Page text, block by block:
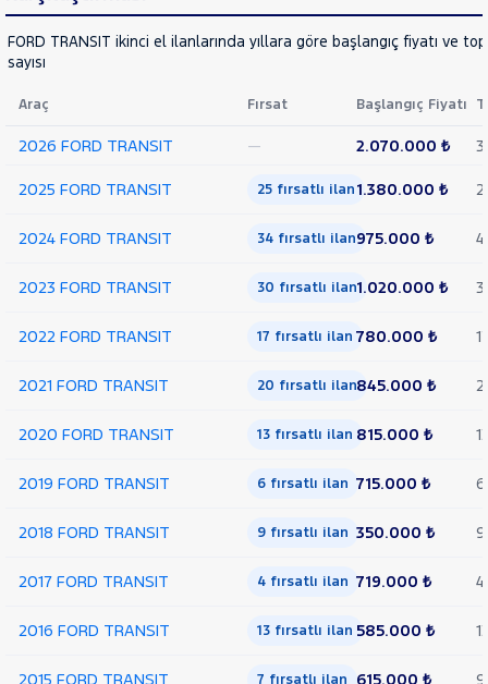
16+1
Minibüs
KAMYONET
KASALI
300
EKSTRA
ŞASI
350
VAN
TAVAN
CONNECT
TRANSIT
COURIER
TRANSIT
Foton
FORD TRANSIT ikinci el ilanlarında yıllara göre başlangıç fiyatı ve
sayısı
Araç Fırsat Başlangıç Fiyatı
2026 FORD TRANSIT — 2.070.000 ₺ 3
2025 FORD TRANSIT 25 fırsatlı ilan1.380.000 ₺
2024 FORD TRANSIT 34 fırsatlı ilan975.000 ₺
2023 FORD TRANSIT 30 fırsatlı ilan1.020.000 ₺
2022 FORD TRANSIT 17 fırsatlı ilan 780.000 ₺
2021 FORD TRANSIT 20 fırsatlı ilan845.000 ₺
2020 FORD TRANSIT 13 fırsatlı ilan 815.000 ₺
2019 FORD TRANSIT 6 fırsatlı ilan 715.000 ₺ 6
2018 FORD TRANSIT 9 fırsatlı ilan 350.000 ₺ 9
2017 FORD TRANSIT 4 fırsatlı ilan 719.000 ₺ 4
2016 FORD TRANSIT 13 fırsatlı ilan 585.000 ₺
2015 FORD TRANSIT 7 fırsatlı ilan 615.000 ₺ 9